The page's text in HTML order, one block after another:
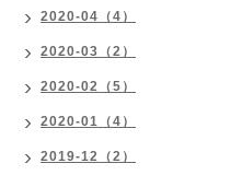
2020-04（4）
2020-03（2）
2020-02（5）
2020-01（4）
2019-12（2）